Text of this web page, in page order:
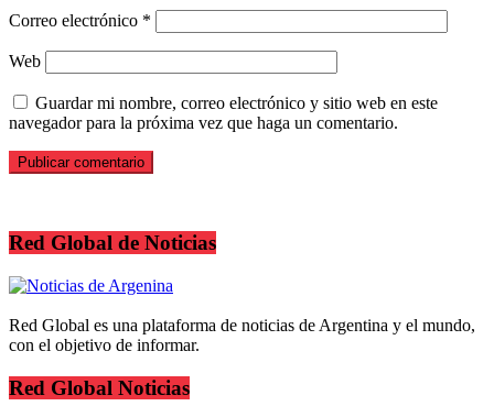
Correo electrónico *
Web
Guardar mi nombre, correo electrónico y sitio web en este
navegador para la próxima vez que haga un comentario.
Red Global de Noticias
Red Global es una plataforma de noticias de Argentina y el mundo,
con el objetivo de informar.
Red Global Noticias